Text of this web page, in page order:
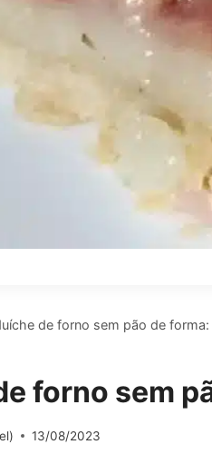
de forno sem pão de
forno sem
13/08/2023